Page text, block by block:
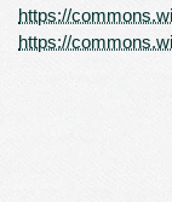
https://
https://